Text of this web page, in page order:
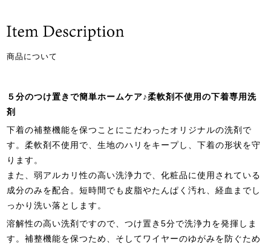
商品について
５分のつけ置きで簡単ホームケア♪柔軟剤不使用の下着専用洗
剤
下着の補整機能を保つことにこだわったオリジナルの洗剤で
す。柔軟剤不使用で、生地のハリをキープし、下着の形状を守
ります。
また、弱アルカリ性の高い洗浄力で、化粧品に使用されている
成分のみを配合。短時間でも皮脂やたんぱく汚れ、経血までし
っかり洗い落とします。
溶解性の高い洗剤ですので、つけ置き5分で洗浄力を発揮しま
す。補整機能を保つため、そしてワイヤーのゆがみを防ぐため